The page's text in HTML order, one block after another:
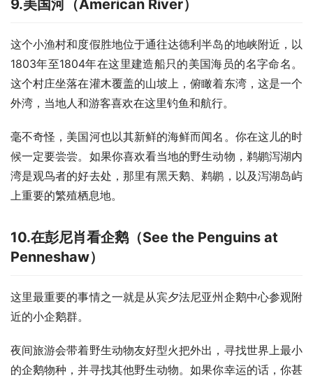
9.美国河（American River）
这个小渔村和度假胜地位于通往达德利半岛的地峡附近，以
1803年至1804年在这里建造船只的美国海员的名字命名。
这个村庄坐落在灌木覆盖的山坡上，俯瞰着东湾，这是一个
外湾，当地人和游客喜欢在这里钓鱼和航行。
毫不奇怪，美国河也以其新鲜的海鲜而闻名。你在这儿的时
候一定要尝尝。如果你喜欢看当地的野生动物，鹈鹕泻湖内
湾是观鸟者的好去处，那里有黑天鹅、鹈鹕，以及泻湖岛屿
上重要的繁殖栖息地。
10.在彭尼肖看企鹅（See the Penguins at
Penneshaw）
这里最重要的事情之一就是从宾夕法尼亚州企鹅中心参观附
近的小企鹅群。
夜间旅游会带着野生动物友好型火把外出，寻找世界上最小
的企鹅物种，并寻找其他野生动物。如果你幸运的话，你甚